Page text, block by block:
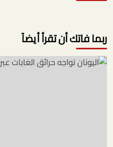
ربما فاتك أن تقرأ أيضاً